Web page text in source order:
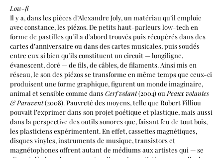
Low-fi
Il y a, dans les pièces d’Alexandre Joly, un matériau qu’il emploie
avec constance, les piézos. De petits haut-parleurs low-tech en
forme de pastilles qu’il a d’abord trouvés puis récupérés dans des
cartes d’anniversaire ou dans des cartes musicales, puis soudés
entre eux si bien qu’ils constituent un circuit — longiligne,
évanescent, doré — de fils, de câbles, de filaments. Ainsi mis en
réseau, le son des piézos se transforme en même temps que ceux-ci
produisent une forme graphique, figurent un monde imaginaire,
animal et sensible comme dansCerf volant(2004) ou Peaux volantes
& Paravent(2008). Pauvreté des moyens, telle que Robert Filliou
pouvait l’exprimer dans son projet poétique et plastique, mais aussi
dans la perspective des outils sonores que, faisant feu de tout bois,
les plasticiens expérimentent. En effet, cassettes magnétiques,
disques vinyles, instruments de musique, transistors et
magnétophones offrent autant de médiums aux artistes qui — se